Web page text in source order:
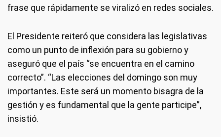
frase que rápidamente se viralizó en redes sociales.
El Presidente reiteró que considera las legislativas
como un punto de inflexión para su gobierno y
aseguró que el país “se encuentra en el camino
correcto”. “Las elecciones del domingo son muy
importantes. Este será un momento bisagra de la
gestión y es fundamental que la gente participe”,
insistió.